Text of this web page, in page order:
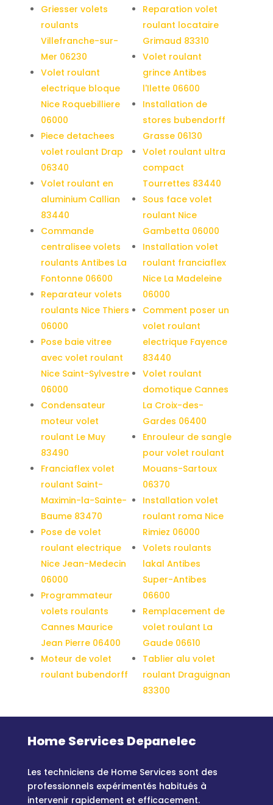
Griesser volets
roulants
Villefranche-sur-
Mer 06230
Volet roulant
electrique bloque
Nice Roquebilliere
06000
Piece detachees
volet roulant Drap
06340
Volet roulant en
aluminium Callian
83440
Commande
centralisee volets
roulants Antibes La
Fontonne 06600
Reparateur volets
roulants Nice Thiers
06000
Pose baie vitree
avec volet roulant
Nice Saint-Sylvestre
06000
Condensateur
moteur volet
roulant Le Muy
83490
Franciaflex volet
roulant Saint-
Maximin-la-Sainte-
Baume 83470
Pose de volet
roulant electrique
Nice Jean-Medecin
06000
Programmateur
volets roulants
Cannes Maurice
Jean Pierre 06400
Moteur de volet
roulant bubendorff
Reparation volet
roulant locataire
Grimaud 83310
Volet roulant
grince Antibes
l'Ilette 06600
Installation de
stores bubendorff
Grasse 06130
Volet roulant ultra
compact
Tourrettes 83440
Sous face volet
roulant Nice
Gambetta 06000
Installation volet
roulant franciaflex
Nice La Madeleine
06000
Comment poser un
volet roulant
electrique Fayence
83440
Volet roulant
domotique Cannes
La Croix-des-
Gardes 06400
Enrouleur de sangle
pour volet roulant
Mouans-Sartoux
06370
Installation volet
roulant roma Nice
Rimiez 06000
Volets roulants
lakal Antibes
Super-Antibes
06600
Remplacement de
volet roulant La
Gaude 06610
Tablier alu volet
roulant Draguignan
83300
Home Services Depanelec
Les techniciens de Home Services sont des
professionnels expérimentés habitués à
intervenir rapidement et efficacement.